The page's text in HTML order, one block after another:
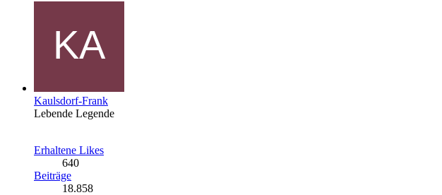
Kaulsdorf-Frank
Lebende Legende
Erhaltene Likes
640
Beiträge
18.858